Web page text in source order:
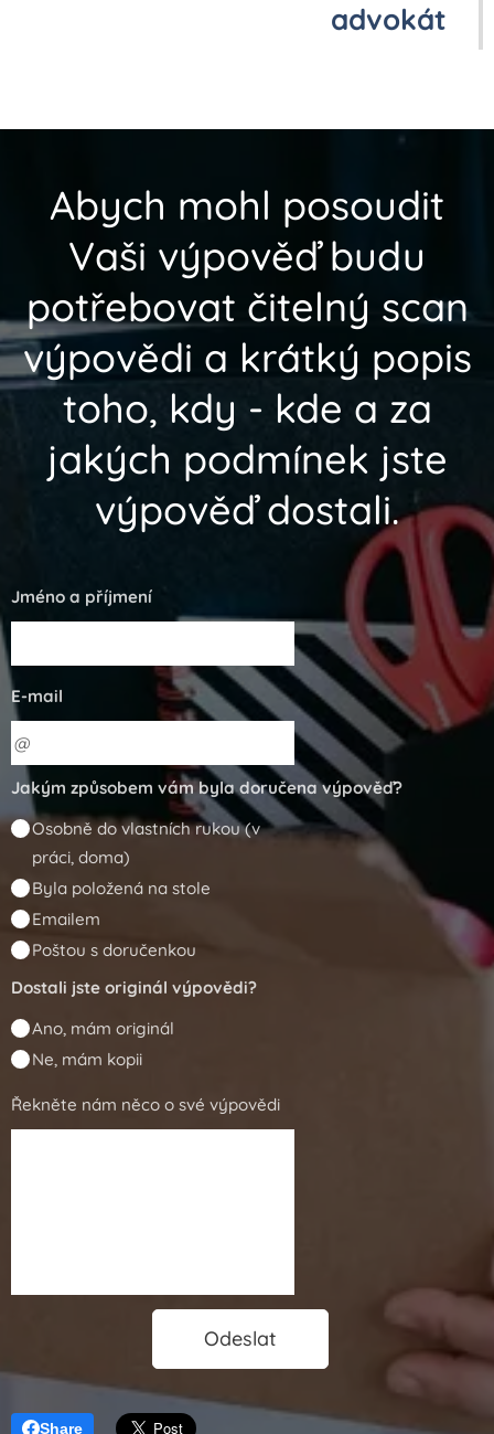
advokát
Abych mohl posoudit
Vaši výpověď budu
potřebovat čitelný scan
výpovědi a krátký popis
toho, kdy - kde a za
jakých podmínek jste
výpověď dostali.
Jméno a příjmení
E-mail
Jakým způsobem vám byla doručena výpověď?
Osobně do vlastních rukou (v
práci, doma)
Byla položená na stole
Emailem
Poštou s doručenkou
Dostali jste originál výpovědi?
Ano, mám originál
Ne, mám kopii
Řekněte nám něco o své výpovědi
Odeslat
Share